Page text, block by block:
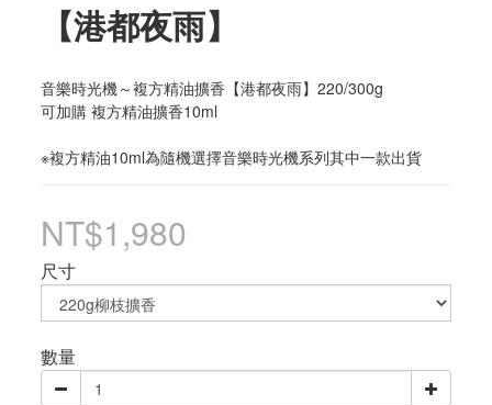
【港都夜雨】
音樂時光機～複方精油擴香【港都夜雨】220/300g
可加購 複方精油擴香10ml
※複方精油10ml為隨機選擇音樂時光機系列其中一款出貨
NT$1,980
尺寸
數量